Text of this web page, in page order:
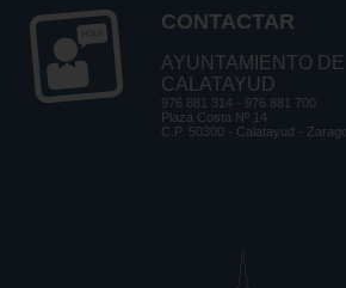
CONTACTAR
AYUNTAMIENTO DE
CALATAYUD
976 881 314 - 976 881 700
Plaza Costa Nº 14
C.P. 50300 - Calatayud -